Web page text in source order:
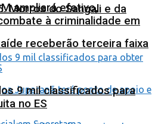
Morros do Sangali e da
receberão terceira faixa
ampliará efetivo,
à criminalidade em
9 mil classificados para
no ES